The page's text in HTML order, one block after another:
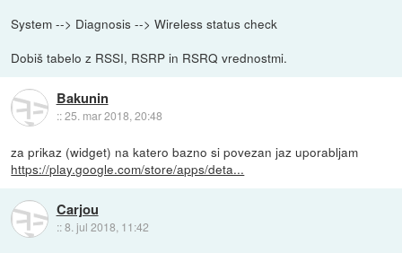
System --> Diagnosis --> Wireless status check
Dobiš tabelo z RSSI, RSRP in RSRQ vrednostmi.
Bakunin
::25. mar 2018, 20:48
za prikaz (widget) na katero bazno si povezan jaz uporabljam
https://play.google.com/store/apps/deta...
Carjou
::8. jul 2018, 11:42